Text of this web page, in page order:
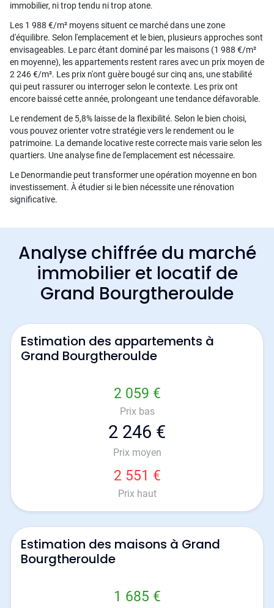
immobilier, ni trop tendu ni trop atone.
Les 1 988 €/m² moyens situent ce marché dans une zone
d'équilibre. Selon l'emplacement et le bien, plusieurs approches sont
envisageables. Le parc étant dominé par les maisons (1 988 €/m²
en moyenne), les appartements restent rares avec un prix moyen de
2 246 €/m². Les prix n'ont guère bougé sur cinq ans, une stabilité
qui peut rassurer ou interroger selon le contexte. Les prix ont
encore baissé cette année, prolongeant une tendance défavorable.
Le rendement de 5,8% laisse de la flexibilité. Selon le bien choisi,
vous pouvez orienter votre stratégie vers le rendement ou le
patrimoine. La demande locative reste correcte mais varie selon les
quartiers. Une analyse fine de l'emplacement est nécessaire.
Le Denormandie peut transformer une opération moyenne en bon
investissement. À étudier si le bien nécessite une rénovation
significative.
Analyse chiffrée du marché
immobilier et locatif de
Grand Bourgtheroulde
Estimation des appartements à
Grand Bourgtheroulde
2 059 €
Prix bas
2 246 €
Prix moyen
2 551 €
Prix haut
Estimation des maisons à Grand
Bourgtheroulde
1 685 €